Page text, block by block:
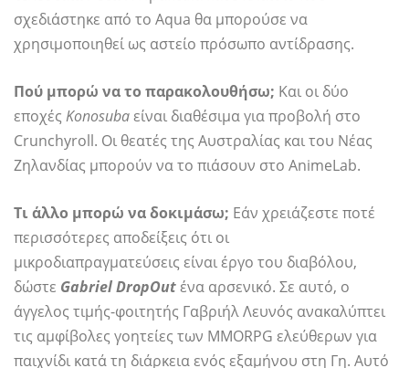
σχεδιάστηκε από το Aqua θα μπορούσε να
χρησιμοποιηθεί ως αστείο πρόσωπο αντίδρασης.
Πού μπορώ να το παρακολουθήσω; Και οι δύο
εποχές Konosubaείναι διαθέσιμα για προβολή στο
Crunchyroll. Οι θεατές της Αυστραλίας και του Νέας
Ζηλανδίας μπορούν να το πιάσουν στο AnimeLab.
Τι άλλο μπορώ να δοκιμάσω; Εάν χρειάζεστε ποτέ
περισσότερες αποδείξεις ότι οι
μικροδιαπραγματεύσεις είναι έργο του διαβόλου,
δώστε Gabriel DropOutένα αρσενικό. Σε αυτό, ο
άγγελος τιμής-φοιτητής Γαβριήλ Λευνός ανακαλύπτει
τις αμφίβολες γοητείες των MMORPG ελεύθερων για
παιχνίδι κατά τη διάρκεια ενός εξαμήνου στη Γη. Αυτό